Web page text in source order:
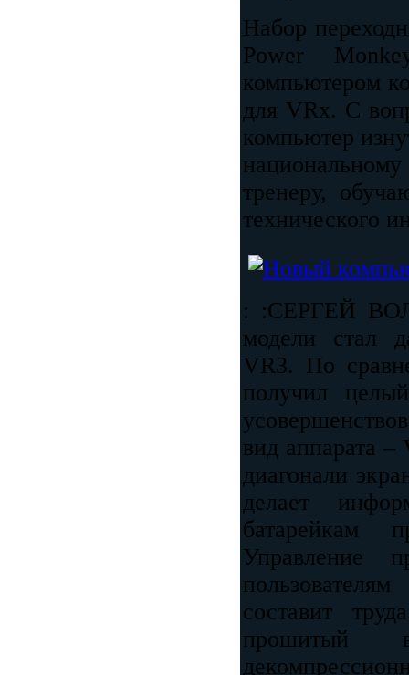
Набор
Power
компьютером
для VRx. С
компьютер
тренеру,
технического
: :СЕРГЕЙ
модели стал
VR3. По
получил
вид аппарата
диагонали
делает
батарейкам
Управление
составит
прошитый